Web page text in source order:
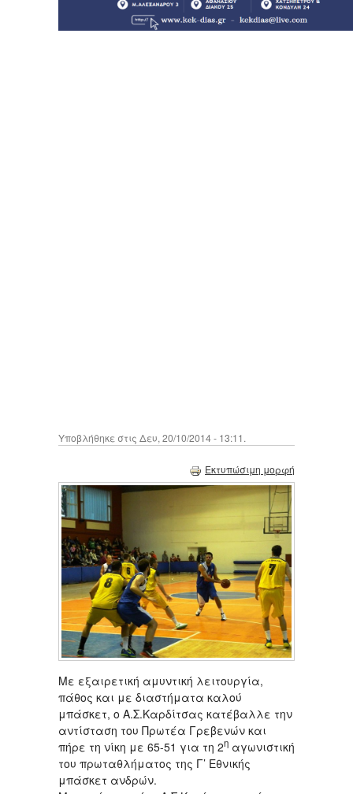
Υποβλήθηκε στις Δευ, 20/10/2014 - 13:11.
Εκτυπώσιμη μορφή
Με εξαιρετική αμυντική λειτουργία,
πάθος και με διαστήματα καλού
μπάσκετ, ο Α.Σ.Καρδίτσας κατέβαλλε την
αντίσταση του Πρωτέα Γρεβενών και
πήρε τη νίκη με 65-51 για τη 2η αγωνιστική
του πρωταθλήματος της Γ’ Εθνικής
μπάσκετ ανδρών.